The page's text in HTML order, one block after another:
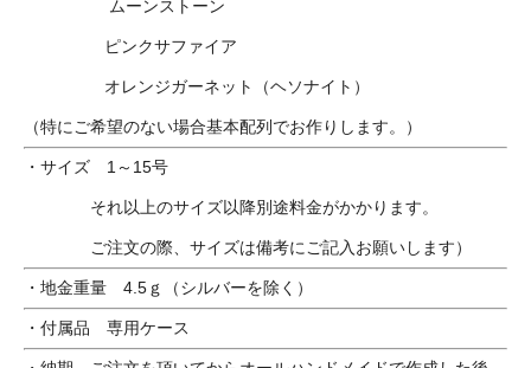
ムーンストーン
ピンクサファイア
オレンジガーネット（ヘソナイト）
（特にご希望のない場合基本配列でお作りします。）
・サイズ 1～15号
それ以上のサイズ以降別途料金がかかります。
ご注文の際、サイズは備考にご記入お願いします）
・地金重量 4.5ｇ（シルバーを除く）
・付属品 専用ケース